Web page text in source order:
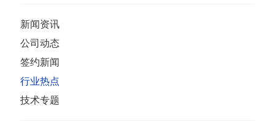
新闻资讯
公司动态
签约新闻
行业热点
技术专题